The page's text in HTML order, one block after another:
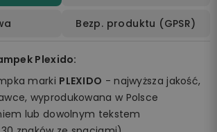
Bezp. produktu (GPSR)
Plexido:
marki PLEXIDO - najwyższa jakość,
wyprodukowana w Polsce
lub dowolnym tekstem